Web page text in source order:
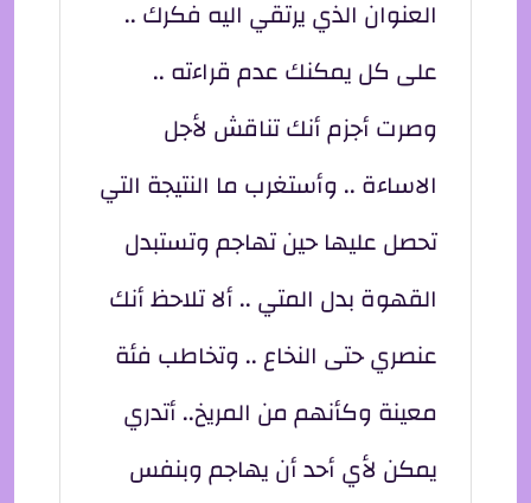
العنوان الذي يرتقي اليه فكرك ..
على كل يمكنك عدم قراءته ..
وصرت أجزم أنك تناقش لأجل
الاساءة .. وأستغرب ما النتيجة التي
تحصل عليها حين تهاجم وتستبدل
القهوة بدل المتي .. ألا تلاحظ أنك
عنصري حتى النخاع .. وتخاطب فئة
معينة وكأنهم من المريخ.. أتدري
يمكن لأي أحد أن يهاجم وبنفس